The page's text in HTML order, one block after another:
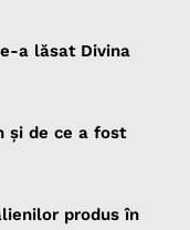
a lăsat Divina
și de ce a fost
produs în